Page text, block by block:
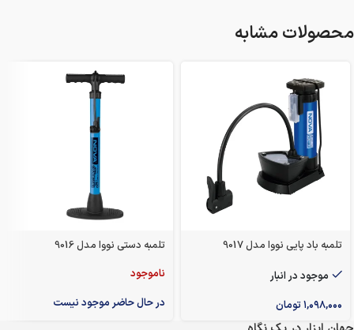
محصولات مشابه
تلمبه باد پایی نووا مدل 9017
موجود در انبار
۱,۰۹۸,۰۰۰تومان
تلمبه دستی نووا مدل 9016
ناموجود
در حال حاضر موجود نیست